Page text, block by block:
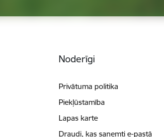
Noderīgi
Privātuma politika
Piekļūstamība
Lapas karte
Draudi, kas saņemti e-pastā